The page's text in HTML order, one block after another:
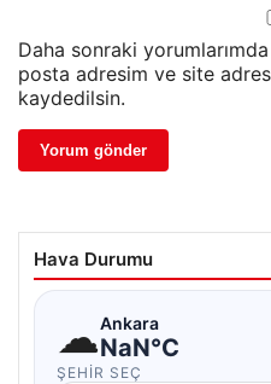
Daha sonraki
posta adresim ve site
kaydedilsin.
Hava Durumu
☁Ankara
NaN°C
ŞEHIR SEÇ